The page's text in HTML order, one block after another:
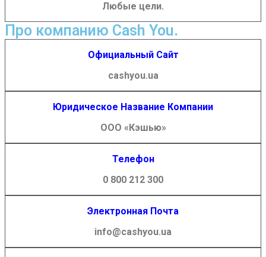
Любые цели.
Про компанию Cash You.
Официальный Сайт
cashyou.ua
Юридическое Название Компании
ООО «Кэшью»
Телефон
0 800 212 300
Электронная Почта
info@cashyou.ua